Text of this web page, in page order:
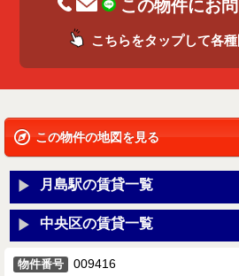
この物件にお
こちらをタップして各
この物件の地図を見る
月島駅の賃貸一覧
中央区の賃貸一覧
物件番号
009416